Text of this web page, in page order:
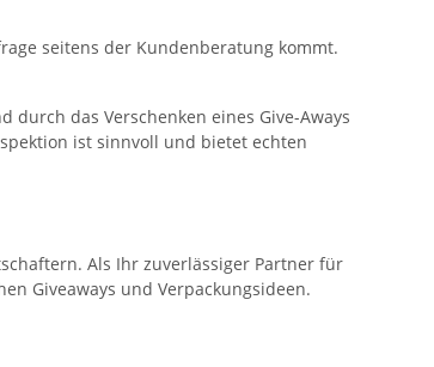
seitens der Kundenberatung kommt.
das Verschenken eines Give-Aways
ist sinnvoll und bietet echten
Als Ihr zuverlässiger Partner für
Giveaways und Verpackungsideen.